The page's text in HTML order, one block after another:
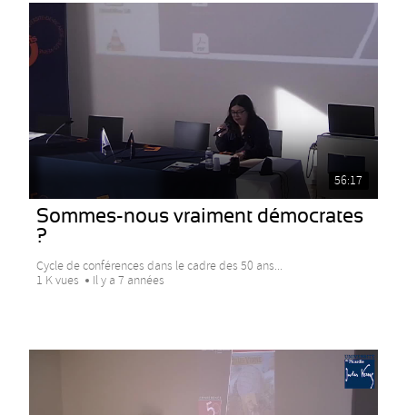
56:17
Sommes-nous vraiment démocrates
?
Cycle de conférences dans le cadre des 50 ans...
1 K vues
Il y a 7 années